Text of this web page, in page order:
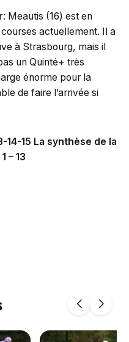
: Meautis (16) est en
actuellement. Il a
à Strasbourg, mais il
un Quinté+ très
énorme pour la
de faire l’arrivée si
14-15 La synthèse de la
– 13